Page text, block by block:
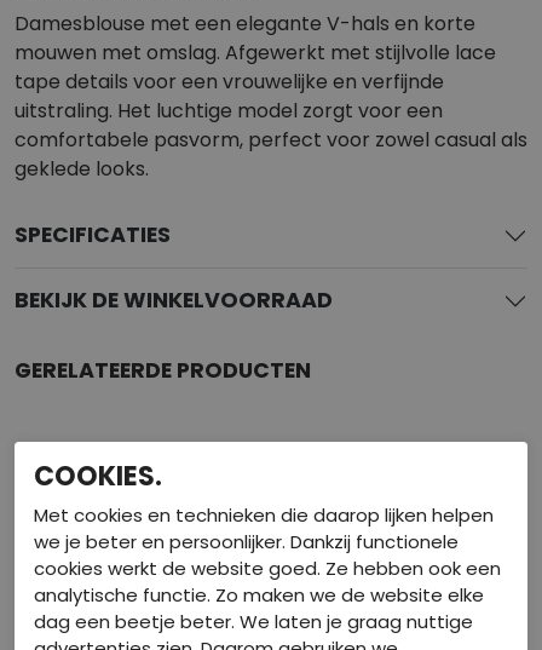
Damesblouse met een elegante V-hals en korte
mouwen met omslag. Afgewerkt met stijlvolle lace
tape details voor een vrouwelijke en verfijnde
uitstraling. Het luchtige model zorgt voor een
comfortabele pasvorm, perfect voor zowel casual als
geklede looks.
SPECIFICATIES
BEKIJK DE WINKELVOORRAAD
GERELATEERDE PRODUCTEN
COOKIES.
Met cookies en technieken die daarop lijken helpen
we je beter en persoonlijker. Dankzij functionele
cookies werkt de website goed. Ze hebben ook een
analytische functie. Zo maken we de website elke
dag een beetje beter. We laten je graag nuttige